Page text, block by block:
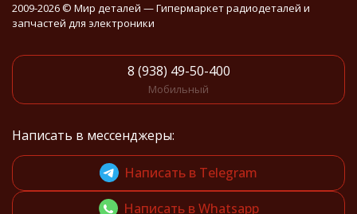
2009-2026 © Мир деталей — Гипермаркет радиодеталей и
запчастей для электроники
8 (938) 49-50-400
Мобильный
Написать в мессенджеры:
Написать в Telegram
Написать в Whatsapp